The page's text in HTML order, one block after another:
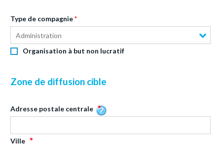
Type de compagnie
Administration
Organisation à but non lucratif
Zone de diffusion cible
Adresse postale centrale
Ville